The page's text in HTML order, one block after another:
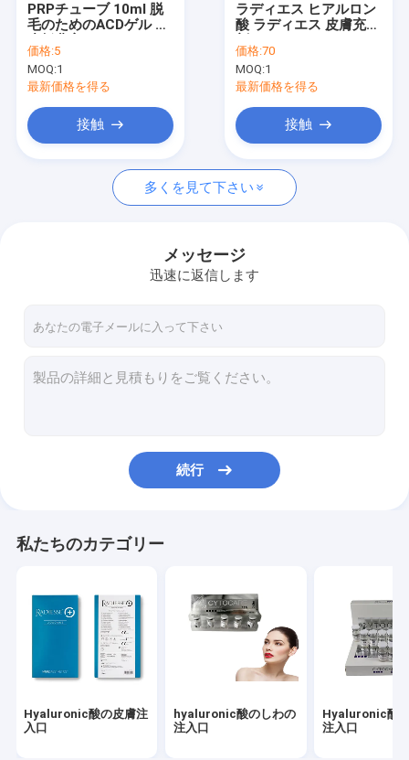
私達に連絡しなさい
ニュース
引用を要求しなさい
hyaluronic酸のしわの注入口
Hyaluronic酸の注入の注入口
PDO PCL PLLAの糸
金蛋白質のペプチッド
女性のきつく締まるゲル
Dermaの平になるキット
マイクロCannulaの針
PRPチューブ 10ml 脱
毛のためのACDゲル 血
PRF遠心管
価格:5
MOQ:1
最新価格を得る
接触
ラディエス ヒアルロン
酸 ラディエス 皮膚充填
価格:70
MOQ:1
最新価格を得る
接触
多くを見て下さい
メッセージ
迅速に返信します
続行
私たちのカテゴリー
Hyaluronic酸の皮膚注
入口
hyaluronic酸のしわの
注入口
Hyaluronic酸
注入口